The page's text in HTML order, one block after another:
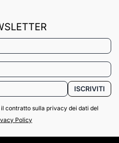
ISCRIVITI
contratto sulla privacy dei dati del
Policy